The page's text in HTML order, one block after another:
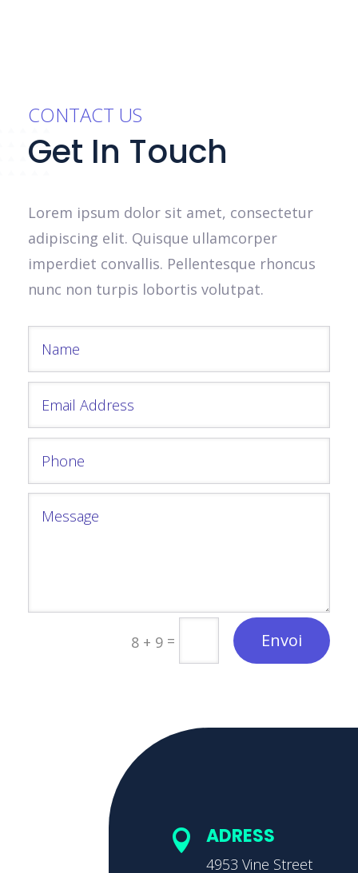
CONTACT US
Get In Touch
Lorem ipsum dolor sit amet, consectetur
adipiscing elit. Quisque ullamcorper
imperdiet convallis. Pellentesque rhoncus
nunc non turpis lobortis volutpat.
8 + 9 = Envoi
 ADRESS
4953 Vine Street